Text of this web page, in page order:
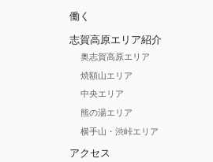
働く
志賀高原エリア紹介
奥志賀高原エリア
焼額山エリア
中央エリア
熊の湯エリア
横手山・渋峠エリア
アクセス